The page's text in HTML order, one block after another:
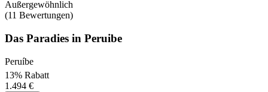
Außergewöhnlich
(11 Bewertungen)
Das Paradies in Peruibe
Peruíbe
13% Rabatt
1.494 €